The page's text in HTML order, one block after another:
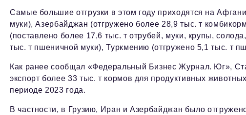
Самые большие отгрузки в этом году приходятся на
муки), Азербайджан (отгружено более 28,9 тыс. т
(поставлено более 17,6 тыс. т отрубей, муки, крупы,
тыс. т пшеничной муки), Туркмению (отгружено 5,1 тыс. т
Как ранее сообщал «Федеральный Бизнес Журнал. Юг»,
экспорт более 33 тыс. т кормов для продуктивных
периоде 2023 года.
В частности, в Грузию, Иран и Азербайджан было